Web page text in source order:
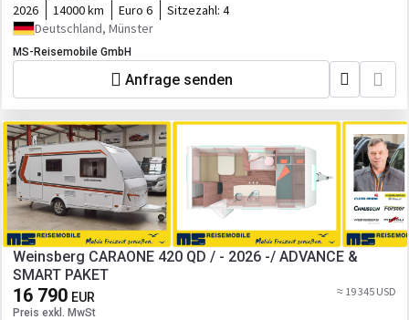
2026 14000 km Euro 6 Sitzezahl: 4
Deutschland, Münster
MS-Reisemobile GmbH
Anfrage senden
Weinsberg CARAONE 420 QD / - 2026 -/ ADVANCE &
SMART PAKET
16 790 EUR
Preis exkl. MwSt
≈ 19 345 USD